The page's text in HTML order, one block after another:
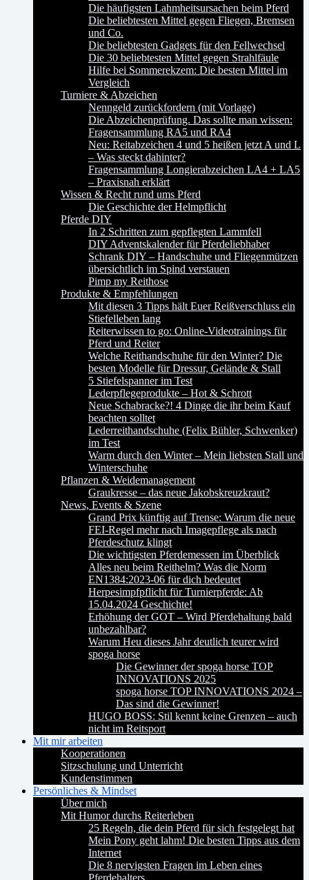
Die häufigsten Lahmheitsursachen beim Pferd
Die beliebtesten Mittel gegen Fliegen, Bremsen
und Co.
Die beliebtesten Gadgets für den Fellwechsel
Die 30 beliebtesten Mittel gegen Strahlfäule
Hilfe bei Sommerekzem: Die besten Mittel im
Vergleich
Turniere & Abzeichen
Nenngeld zurückfordern (mit Vorlage)
Die Abzeichenprüfung. Das sollte man wissen:
Fragensammlung RA5 und RA4
Neu: Reitabzeichen 4 und 5 heißen jetzt A und L
– Was steckt dahinter?
Fragensammlung Longierabzeichen LA4 + LA5
– Praxisnah erklärt
Wissen & Recht rund ums Pferd
Die Geschichte der Helmpflicht
Pferde DIY
In 2 Schritten zum gepflegten Lammfell
DIY Adventskalender für Pferdeliebhaber
Schrank DIY – Handschuhe und Fliegenmützen
übersichtlich im Spind verstauen
Pimp my Reithose
Produkte & Empfehlungen
Mit diesen 3 Tipps hält Euer Reißverschluss ein
Stiefelleben lang
Reiterwissen to go: Online-Videotrainings für
Pferd und Reiter
Welche Reithandschuhe für den Winter? Die
besten Modelle für Dressur, Gelände & Stall
5 Stiefelspanner im Test
Lederpflegeprodukte – Hot & Schrott
Neue Schabracke?! 4 Dinge die ihr beim Kauf
beachten solltet
Lederreithandschuhe (Felix Bühler, Schwenker)
im Test
Warm durch den Winter – Mein liebsten Stall und
Winterschuhe
Pflanzen & Weidemanagement
Graukresse – das neue Jakobskreuzkraut?
News, Events & Szene
Grand Prix künftig auf Trense: Warum die neue
FEI-Regel mehr nach Imagepflege als nach
Pferdeschutz klingt
Die wichtigsten Pferdemessen im Überblick
Alles neu beim Reithelm? Was die Norm
EN1384:2023-06 für dich bedeutet
Herpesimpfpflicht für Turnierpferde: Ab
15.04.2024 Geschichte!
Erhöhung der GOT – Wird Pferdehaltung bald
unbezahlbar?
Warum Heu dieses Jahr deutlich teurer wird
spoga horse
Die Gewinner der spoga horse TOP
INNOVATIONS 2025
spoga horse TOP INNOVATIONS 2024 –
Das sind die Gewinner!
HUGO BOSS: Stil kennt keine Grenzen – auch
nicht im Reitsport
Mit mir arbeiten
Kooperationen
Sitzschulung und Unterricht
Kundenstimmen
Persönliches & Mindset
Über mich
Mit Humor durchs Reiterleben
25 Regeln, die dein Pferd für sich festgelegt hat
Mein Pony geht lahm! Die besten Tipps aus dem
Internet
Die 8 nervigsten Fragen im Leben eines
Pferdehalters